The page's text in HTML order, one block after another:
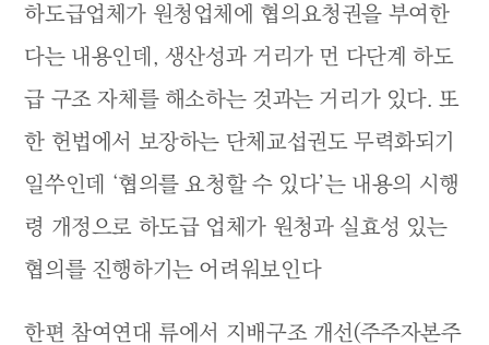
하도급업체가 원청업체에 협의요청권을 부여한
다는 내용인데, 생산성과 거리가 먼 다단계 하도
급 구조 자체를 해소하는 것과는 거리가 있다. 또
한 헌법에서 보장하는 단체교섭권도 무력화되기
일쑤인데 ‘협의를 요청할 수 있다’는 내용의 시행
령 개정으로 하도급 업체가 원청과 실효성 있는
협의를 진행하기는 어려워보인다
한편 참여연대 류에서 지배구조 개선(주주자본주